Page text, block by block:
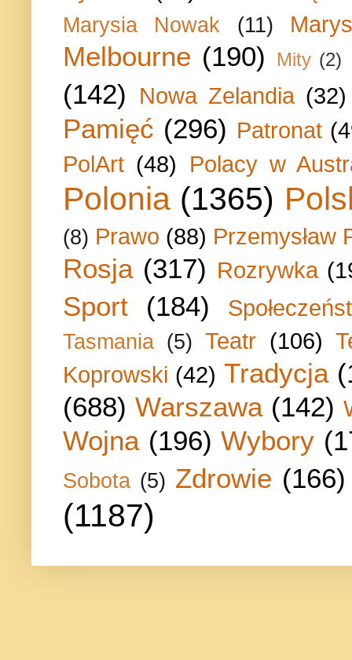
Marysia Nowak (11)
Melbourne (190) Mity (2)
(142) Nowa Zelandia (32)
Pamięć (296) Patronat
PolArt (48) Polacy w
Polonia (1365)
(8) Prawo (88) Przemysław
Rosja (317) Rozrywka
Sport (184)
Tasmania (5) Teatr (106)
Koprowski (42) Tradycja
(688) Warszawa (142)
Wojna (196) Wybory
Sobota (5) Zdrowie (166)
(1187)